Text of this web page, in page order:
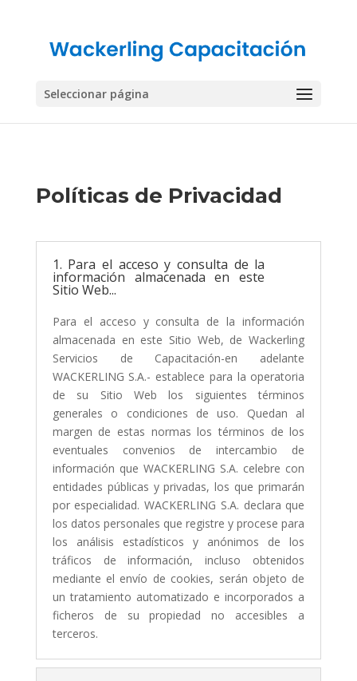
Seleccionar página
Políticas de Privacidad
1. Para el acceso y consulta de la
información almacenada en este
Sitio Web...
Para el acceso y consulta de la información
almacenada en este Sitio Web, de Wackerling
Servicios de Capacitación-en adelante
WACKERLING S.A.- establece para la operatoria
de su Sitio Web los siguientes términos
generales o condiciones de uso. Quedan al
margen de estas normas los términos de los
eventuales convenios de intercambio de
información que WACKERLING S.A. celebre con
entidades públicas y privadas, los que primarán
por especialidad. WACKERLING S.A. declara que
los datos personales que registre y procese para
los análisis estadísticos y anónimos de los
tráficos de información, incluso obtenidos
mediante el envío de cookies, serán objeto de
un tratamiento automatizado e incorporados a
ficheros de su propiedad no accesibles a
terceros.